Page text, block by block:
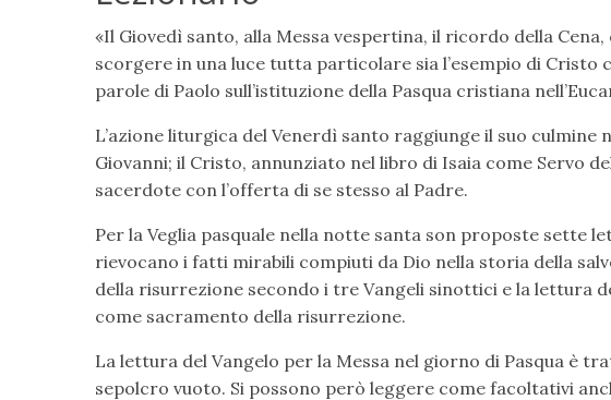
«Il Giovedì santo, alla Messa vespertina, il ricordo della
scorgere in una luce tutta particolare sia l’esempio di Cristo
parole di Paolo sull’istituzione della Pasqua cristiana
L’azione liturgica del Venerdì santo raggiunge il suo culmine
Giovanni; il Cristo, annunziato nel libro di Isaia come Servo
sacerdote con l’offerta di se stesso al Padre.
Per la Veglia pasquale nella notte santa son proposte sette
rievocano i fatti mirabili compiuti da Dio nella storia della
della risurrezione secondo i tre Vangeli sinottici e la lettura
come sacramento della risurrezione.
La lettura del Vangelo per la Messa nel giorno di Pasqua è
sepolcro vuoto. Si possono però leggere come facoltativi